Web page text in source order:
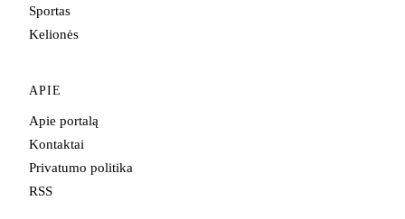
Sportas
Kelionės
APIE
Apie portalą
Kontaktai
Privatumo politika
RSS